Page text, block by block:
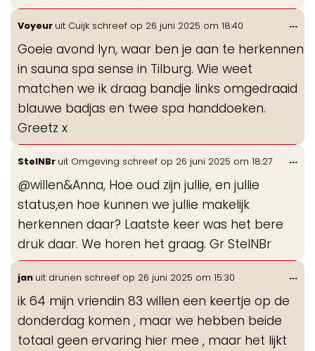
Voyeur uit Cuijk schreef op 26 juni 2025 om 18:40
Goeie avond lyn, waar ben je aan te herkennen
in sauna spa sense in Tilburg. Wie weet
matchen we ik draag bandje links omgedraaid
blauwe badjas en twee spa handdoeken.
Greetz x
...
StelNBr uit Omgeving schreef op 26 juni 2025 om 18:27
@willen&Anna, Hoe oud zijn jullie, en jullie
status,en hoe kunnen we jullie makelijk
herkennen daar? Laatste keer was het bere
druk daar. We horen het graag. Gr StelNBr
...
jan uit drunen schreef op 26 juni 2025 om 15:30
ik 64 mijn vriendin 83 willen een keertje op de
donderdag komen , maar we hebben beide
totaal geen ervaring hier mee , maar het lijkt
...